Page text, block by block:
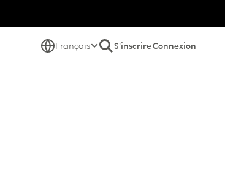
Français S'inscrireConnexion